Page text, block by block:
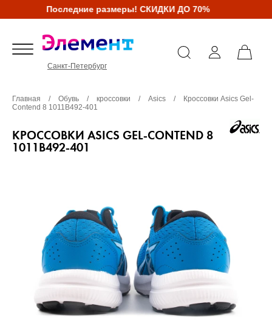
Последние размеры! СКИДКИ ДО 70%
Санкт-Петербург
Главная / Обувь / кроссовки / Asics /
Кроссовки Asics Gel-
Contend 8 1011B492-401
КРОССОВКИ ASICS GEL-CONTEND 8
1011B492-401